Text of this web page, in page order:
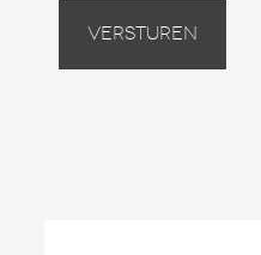
Versturen